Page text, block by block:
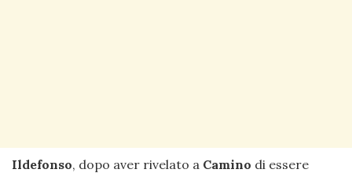
Ildefonso, dopo aver rivelato a Camino di essere